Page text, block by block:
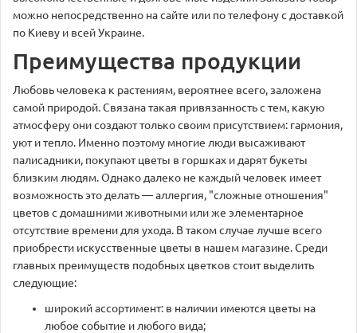
можно непосредственно на сайте или по телефону с доставкой
по Киеву и всей Украине.
Преимущества продукции
Любовь человека к растениям, вероятнее всего, заложена
самой природой. Связана такая привязанность с тем, какую
атмосферу они создают только своим присутствием: гармония,
уют и тепло. Именно поэтому многие люди высаживают
палисадники, покупают цветы в горшках и дарят букеты
близким людям. Однако далеко не каждый человек имеет
возможность это делать — аллергия, "сложные отношения"
цветов с домашними животными или же элементарное
отсутствие времени для ухода. В таком случае лучше всего
приобрести искусственные цветы в нашем магазине. Среди
главных преимуществ подобных цветков стоит выделить
следующие:
широкий ассортимент: в наличии имеются цветы на
любое событие и любого вида;